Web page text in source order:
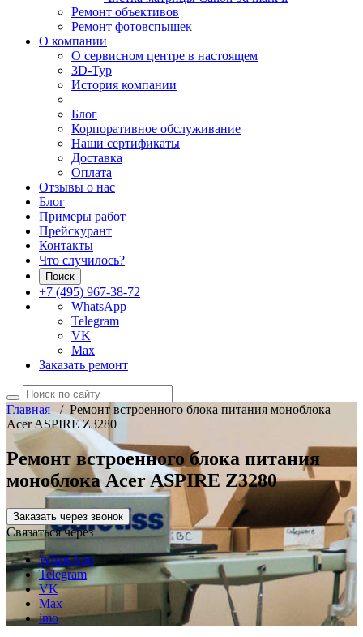
Ремонт объективов
Ремонт фотовспышек
О компании
О сервисном центре в настоящем
3D-Тур
История компании
Блог
Корпоративное обслуживание
Наши сертификаты
Доставка
Оплата
Отзывы о нас
Блог
Примеры работ
Прейскурант
Контакты
Что случилось?
Поиск
+7 (495) 967-38-72
WhatsApp
Telegram
VK
Max
Заказать ремонт
Главная/ Ремонт встроенного блока питания моноблока
Acer ASPIRE Z3280
Ремонт встроенного блока питания
моноблока Acer ASPIRE Z3280
Заказать через звонок
Связаться через
WhatsApp
Telegram
VK
Max
imo